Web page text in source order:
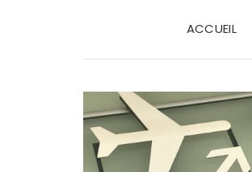
ACCUEIL